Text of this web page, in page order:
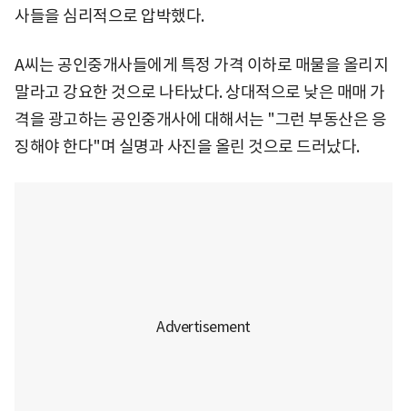
사들을 심리적으로 압박했다.
A씨는 공인중개사들에게 특정 가격 이하로 매물을 올리지
말라고 강요한 것으로 나타났다. 상대적으로 낮은 매매 가
격을 광고하는 공인중개사에 대해서는 "그런 부동산은 응
징해야 한다"며 실명과 사진을 올린 것으로 드러났다.